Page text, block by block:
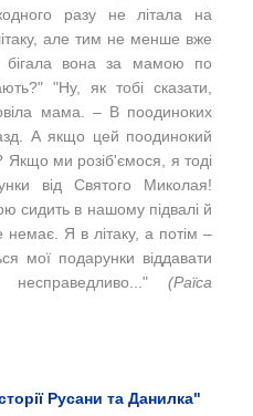
разу не літала на
але тим не менше вже
вона за мамою по
"Ну, як тобі сказати,
мама. ‒ В поодиноких
А якщо цей поодинокий
Якщо ми розіб'ємося, я тоді
від Святого Миколая!
сидить в нашому підвалі й
Я в літаку, а потім ‒
мої подарунки віддавати
..."(Раїса
Русани та Данилка"